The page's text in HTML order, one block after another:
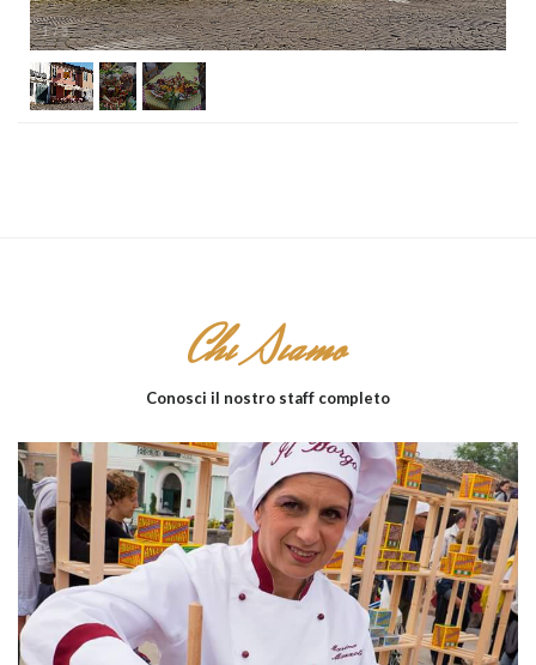
1/3
Chi Siamo
Conosci il nostro staff completo